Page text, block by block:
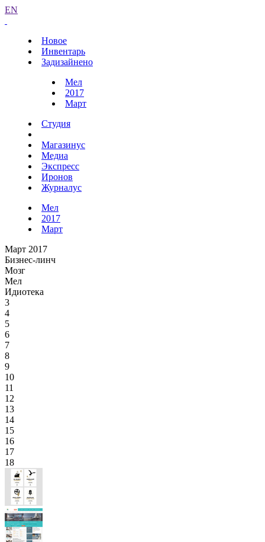
EN
Новое
Инвентарь
Задизайнено
Мел
2017
Март
Студия
Магазинус
Медиа
Экспресс
Иронов
Журналус
Мел
2017
Март
Март 2017
Бизнес-линч
Мозг
Мел
Идиотека
3
4
5
6
7
8
9
10
11
12
13
14
15
16
17
18